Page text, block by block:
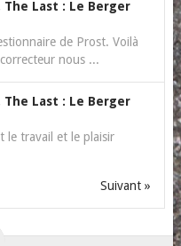
The Last : Le Berger
de Prost. Voilà
nous ...
The Last : Le Berger
le travail et le plaisir
Suivant »